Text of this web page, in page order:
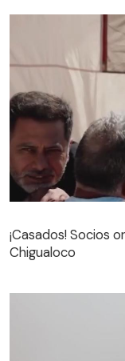
Chigualoco
¡Casados! Socios
Chigualoco